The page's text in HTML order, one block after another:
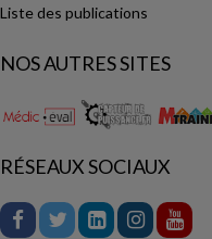
Liste des publications
NOS AUTRES SITES
RÉSEAUX SOCIAUX